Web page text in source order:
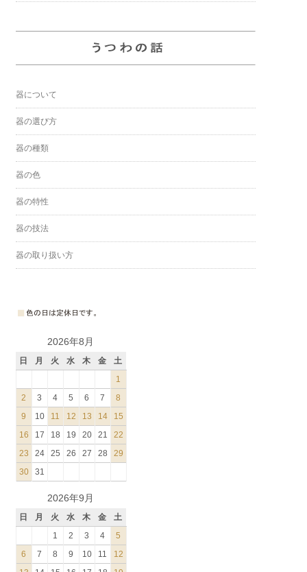
器について
器の選び方
器の種類
器の色
器の特性
器の技法
器の取り扱い方
2026年8月
日 月 火 水 木 金
土
1
2
3 4 5 6 7
8
9
10 11 12 13 14
15
16
17 18 19 20 21
22
23
24 25 26 27 28
29
30
31
2026年9月
日 月 火 水 木 金
土
1
2 3 4
5
6
7 8 9 10 11
12